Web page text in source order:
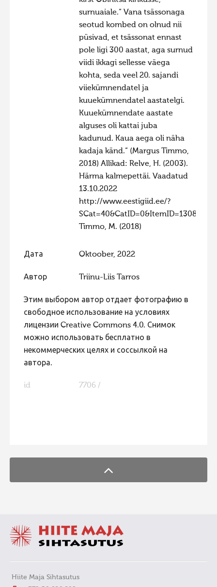
surnuaiale.“ Vana tsässonaga
seotud kombed on olnud nii
püsivad, et tsässonat ennast
pole ligi 300 aastat, aga surnud
viidi ikkagi sellesse väega
kohta, seda veel 20. sajandi
viiekümnendatel ja
kuuekümnendatel aastatelgi.
Kuuekümnendate aastate
alguses oli kattai juba
kadunud. Kaua aega oli näha
kadaja känd.“ (Margus Timmo,
2018) Allikad: Relve, H. (2003).
Härma kalmepettäi. Vaadatud
13.10.2022
http://www.eestigiid.ee/?
SCat=40&CatID=0&ItemID=1308
Timmo, M. (2018)
Дата Oktoober, 2022
Автор Triinu-Liis Tarros
Этим выбором автор отдает фотографию в
свободное использование на условиях
лицензии Creative Commons 4.0. Снимок
можно использовать бесплатно в
некоммерческих целях и соссылкой на
автора.
id 7706 /
Hiite Maja Sihtasutus